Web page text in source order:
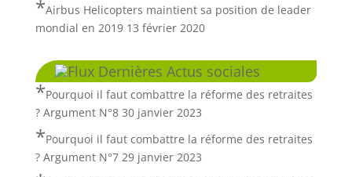
Airbus Helicopters maintient sa position de leader
mondial en 2019 13 février 2020
Dernières Actus sociales
Pourquoi il faut combattre la réforme des retraites
? Argument N°8 30 janvier 2023
Pourquoi il faut combattre la réforme des retraites
? Argument N°7 29 janvier 2023